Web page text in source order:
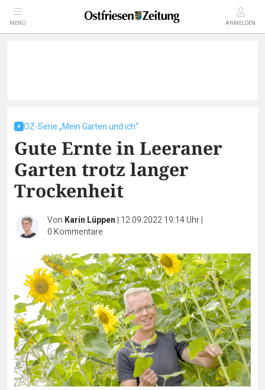
MENÜ ANMELDEN
OZ-Serie „Mein Garten und ich“
Gute Ernte in Leeraner
Garten trotz langer
Trockenheit
Von Karin Lüppen | 12.09.2022 19:14 Uhr|
0 Kommentare